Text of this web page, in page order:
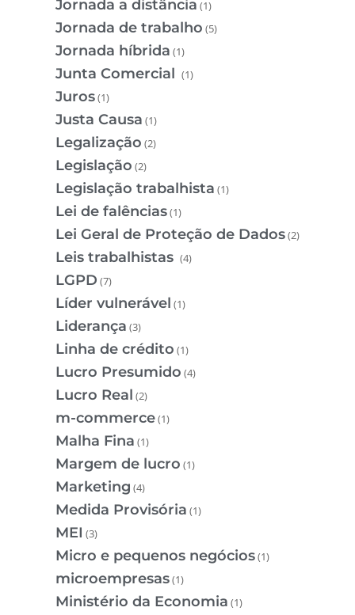
Jornada a distância (1)
Jornada de trabalho (5)
Jornada híbrida (1)
Junta Comercial (1)
Juros(1)
Justa Causa (1)
Legalização (2)
Legislação (2)
Legislação trabalhista (1)
Lei de falências(1)
Lei Geral de Proteção de Dados(2)
Leis trabalhistas (4)
LGPD (7)
Líder vulnerável (1)
Liderança (3)
Linha de crédito (1)
Lucro Presumido (4)
Lucro Real (2)
m-commerce(1)
Malha Fina (1)
Margem de lucro (1)
Marketing (4)
Medida Provisória (1)
MEI (3)
Micro e pequenos negócios(1)
microempresas(1)
Ministério da Economia (1)